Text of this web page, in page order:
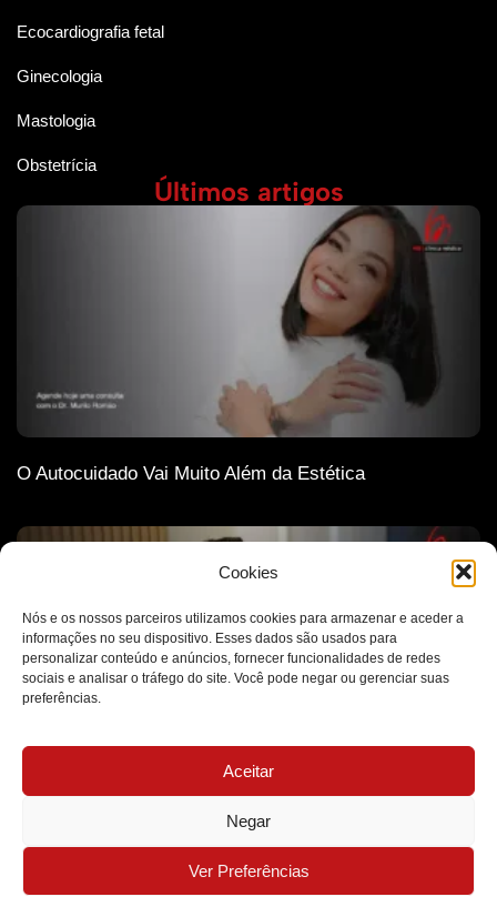
Cookies
Nós e os nossos parceiros utilizamos cookies para armazenar e aceder a
informações no seu dispositivo. Esses dados são usados para
personalizar conteúdo e anúncios, fornecer funcionalidades de redes
sociais e analisar o tráfego do site. Você pode negar ou gerenciar suas
preferências.
Aceitar
Negar
Ver Preferências
Ecocardiografia fetal
Ginecologia
Mastologia
Obstetrícia
Últimos artigos
O Autocuidado Vai Muito Além da Estética
A Ética Como Base de Todas as Decisões Médicas